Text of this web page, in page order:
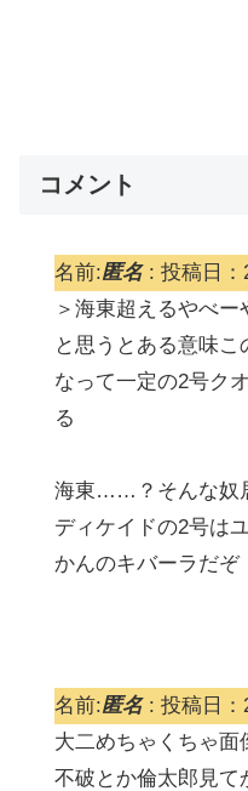
コメント
名前:匿名: 投稿日：
＞海東超えるやべ
と思うとある意味
なって一定の2号ク
る
海東……？そんな奴
ディケイドの2号は
かんのキバーラだぞ
名前:匿名: 投稿日：
大二めちゃくちゃ面
不破とか倫太郎見て